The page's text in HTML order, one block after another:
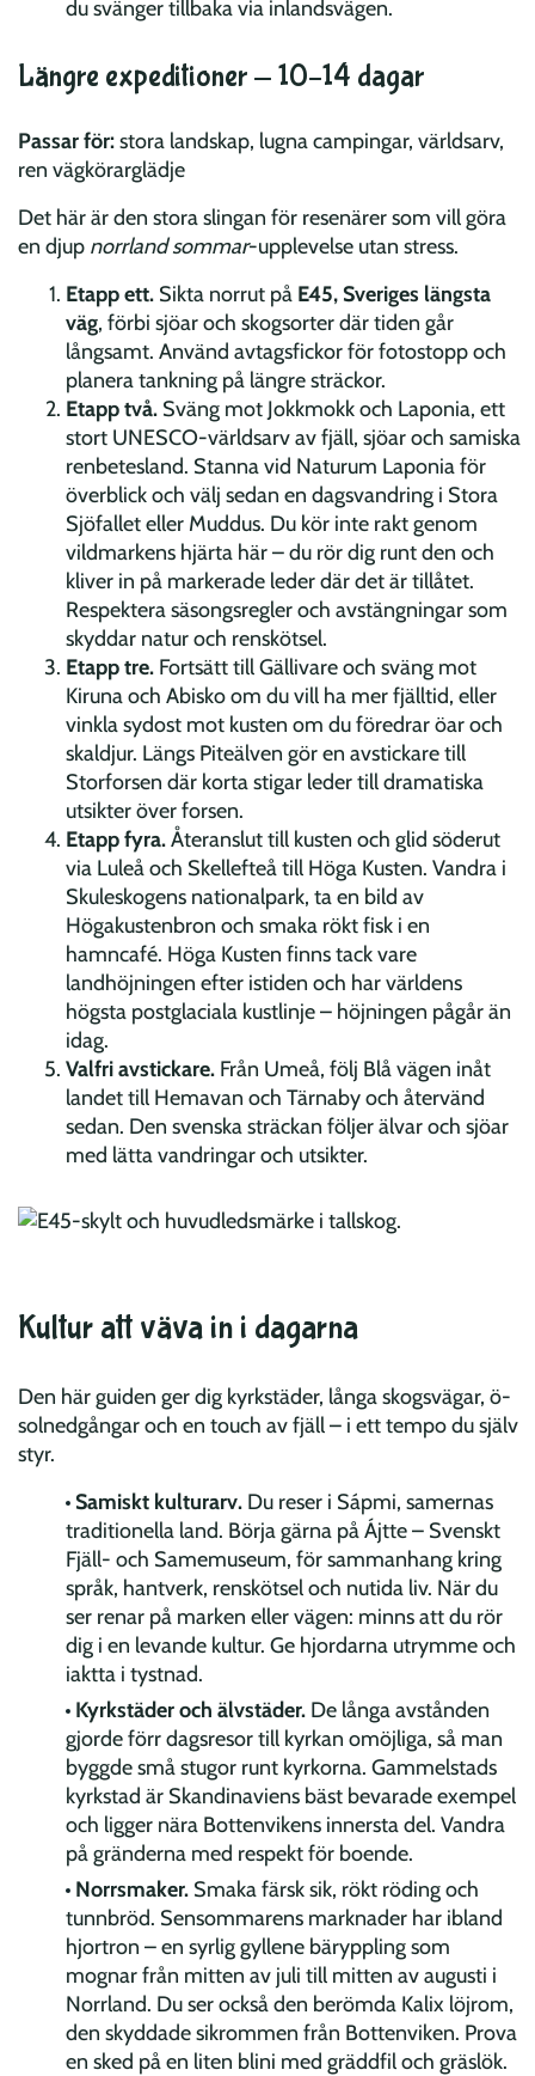
du svänger tillbaka via inlandsvägen.
Längre expeditioner — 10–14 dagar
Passar för:stora landskap, lugna campingar, världsarv,
ren vägkörarglädje
Det här är den stora slingan för resenärer som vill göra
en djup norrland sommar-upplevelse utan stress.
Etapp ett. Sikta norrut på E45, Sveriges längsta
väg, förbi sjöar och skogsorter där tiden går
långsamt. Använd avtagsfickor för fotostopp och
planera tankning på längre sträckor.
Etapp två. Sväng mot Jokkmokk och Laponia, ett
stort UNESCO-världsarv av fjäll, sjöar och samiska
renbetesland. Stanna vid Naturum Laponia för
överblick och välj sedan en dagsvandring i Stora
Sjöfallet eller Muddus. Du kör inte rakt genom
vildmarkens hjärta här – du rör dig runt den och
kliver in på markerade leder där det är tillåtet.
Respektera säsongsregler och avstängningar som
skyddar natur och renskötsel.
Etapp tre. Fortsätt till Gällivare och sväng mot
Kiruna och Abisko om du vill ha mer fjälltid, eller
vinkla sydost mot kusten om du föredrar öar och
skaldjur. Längs Piteälven gör en avstickare till
Storforsen där korta stigar leder till dramatiska
utsikter över forsen.
Etapp fyra.Återanslut till kusten och glid söderut
via Luleå och Skellefteå till Höga Kusten. Vandra i
Skuleskogens nationalpark, ta en bild av
Högakustenbron och smaka rökt fisk i en
hamncafé. Höga Kusten finns tack vare
landhöjningen efter istiden och har världens
högsta postglaciala kustlinje – höjningen pågår än
idag.
Valfri avstickare. Från Umeå, följ Blå vägen inåt
landet till Hemavan och Tärnaby och återvänd
sedan. Den svenska sträckan följer älvar och sjöar
med lätta vandringar och utsikter.
Kultur att väva in i dagarna
Den här guiden ger dig kyrkstäder, långa skogsvägar, ö-
solnedgångar och en touch av fjäll – i ett tempo du själv
styr.
Samiskt kulturarv. Du reser i Sápmi, samernas
traditionella land. Börja gärna på Ájtte – Svenskt
Fjäll- och Samemuseum, för sammanhang kring
språk, hantverk, renskötsel och nutida liv. När du
ser renar på marken eller vägen: minns att du rör
dig i en levande kultur. Ge hjordarna utrymme och
iaktta i tystnad.
Kyrkstäder och älvstäder. De långa avstånden
gjorde förr dagsresor till kyrkan omöjliga, så man
byggde små stugor runt kyrkorna. Gammelstads
kyrkstad är Skandinaviens bäst bevarade exempel
och ligger nära Bottenvikens innersta del. Vandra
på gränderna med respekt för boende.
Norrsmaker. Smaka färsk sik, rökt röding och
tunnbröd. Sensommarens marknader har ibland
hjortron – en syrlig gyllene bäryppling som
mognar från mitten av juli till mitten av augusti i
Norrland. Du ser också den berömda Kalix löjrom,
den skyddade sikrommen från Bottenviken. Prova
en sked på en liten blini med gräddfil och gräslök.